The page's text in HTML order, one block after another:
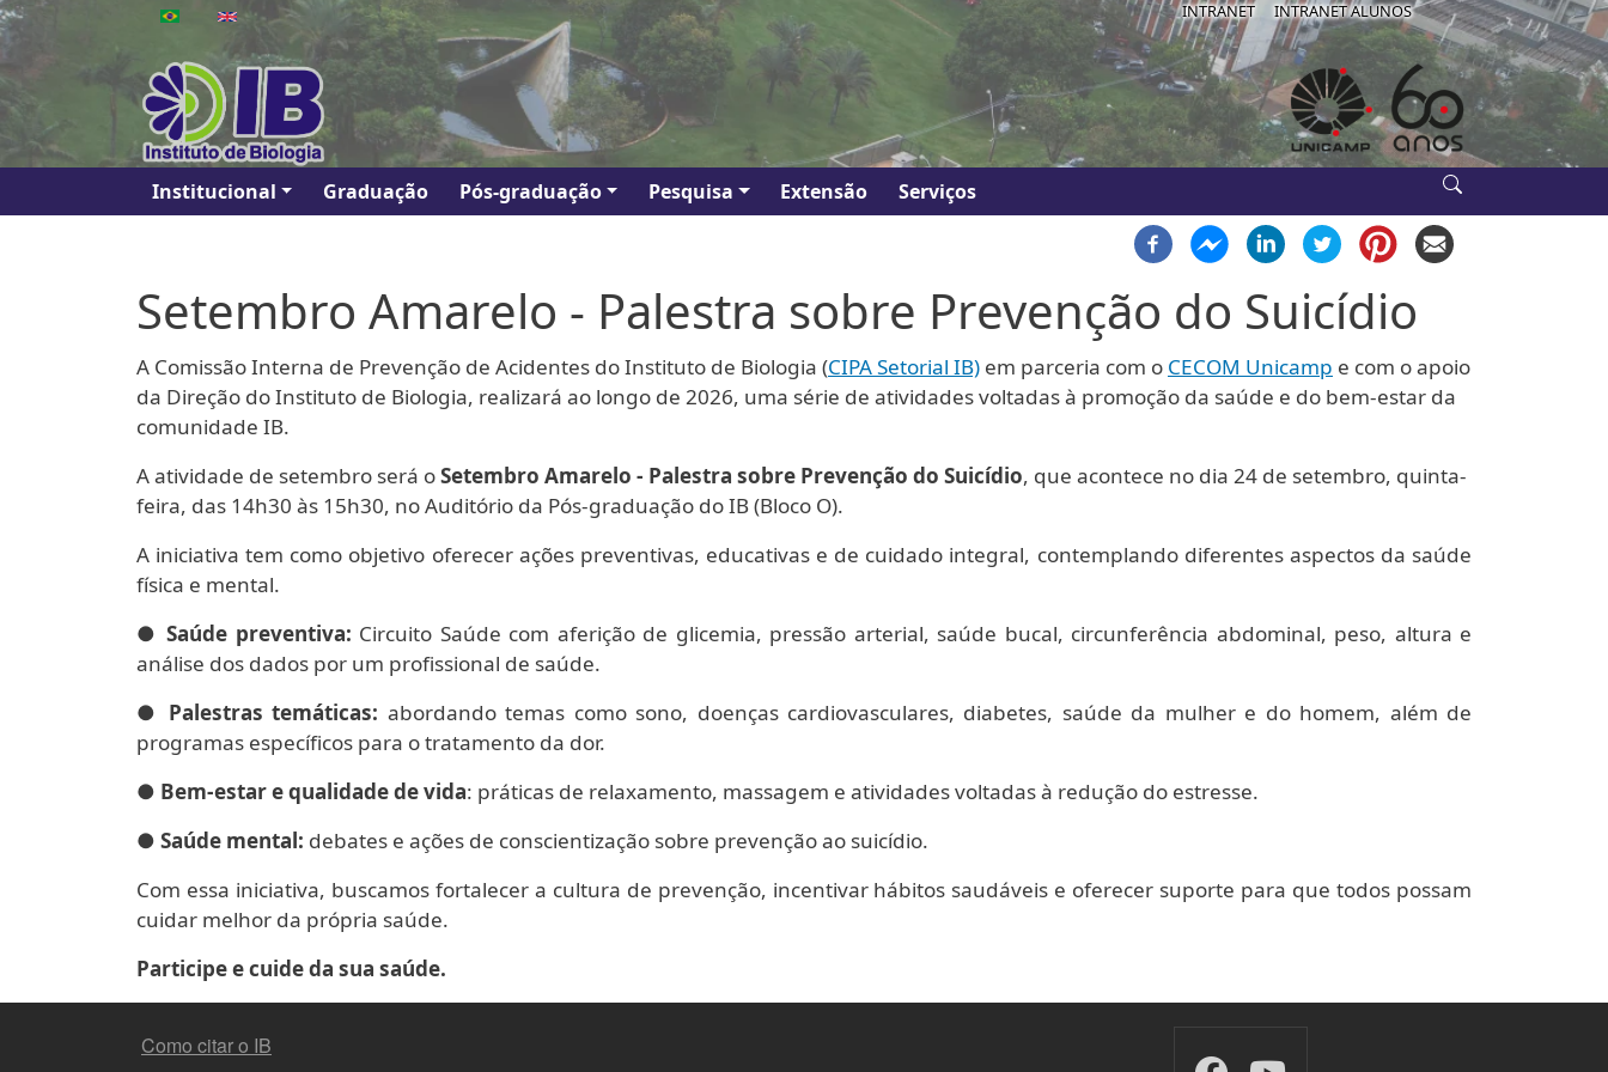
Pular para o conteúdo principal IB-
INTRANET INTRANET ALUNOS
Main navigation
Institucional Graduação Pós-graduação Pesquisa Extensão Serviços
Setembro Amarelo - Palestra sobre Prevenção do Suicídio
A Comissão Interna de Prevenção de Acidentes do Instituto de Biologia (CIPA Setorial IB) em parceria com o CECOM Unicamp e com o apoio
da Direção do Instituto de Biologia, realizará ao longo de 2026, uma série de atividades voltadas à promoção da saúde e do bem-estar da
comunidade IB.
A atividade de setembro será oSetembro Amarelo - Palestra sobre Prevenção do Suicídio, que acontece no dia 24 de setembro, quinta-
feira, das 14h30 às 15h30, no Auditório da Pós-graduação do IB (Bloco O).
A iniciativa tem como objetivo oferecer ações preventivas, educativas e de cuidado integral, contemplando diferentes aspectos da saúde
física e mental.
● Saúde preventiva: Circuito Saúde com aferição de glicemia, pressão arterial, saúde bucal, circunferência abdominal, peso, altura e
análise dos dados por um profissional de saúde.
● Palestras temáticas: abordando temas como sono, doenças cardiovasculares, diabetes, saúde da mulher e do homem, além de
programas específicos para o tratamento da dor.
● Bem-estar e qualidade de vida: práticas de relaxamento, massagem e atividades voltadas à redução do estresse.
● Saúde mental: debates e ações de conscientização sobre prevenção ao suicídio.
Com essa iniciativa, buscamos fortalecer a cultura de prevenção, incentivar hábitos saudáveis e oferecer suporte para que todos possam
cuidar melhor da própria saúde.
Participe e cuide da sua saúde.
FOOTER MENU
Como citar o IB